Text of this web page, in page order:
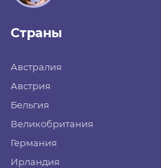
Страны
Австралия
Австрия
Бельгия
Великобритания
Германия
Ирландия